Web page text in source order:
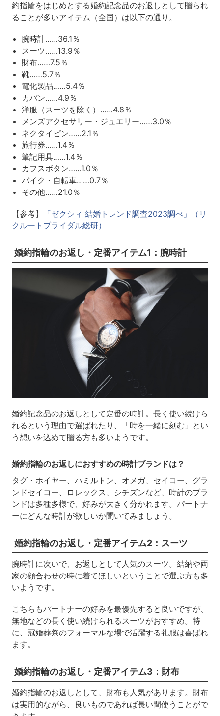
約指輪をはじめとする婚約記念品のお返しとして贈られ
ることが多いアイテム（全国）は以下の通り。
腕時計……36.1％
スーツ……13.9％
財布……7.5％
靴……5.7％
電化製品……5.4％
カバン……4.9％
洋服（スーツを除く）……4.8％
メンズアクセサリー・ジュエリー……3.0％
ネクタイピン……2.1％
旅行券……1.4％
筆記用具……1.4％
カフスボタン……1.0％
バイク・自転車……0.7％
その他……21.0％
【参考】
「ゼクシィ 結婚トレンド調査2023調べ」（リ
クルートブライダル総研）
婚約指輪のお返し・定番アイテム1：腕時計
婚約記念品のお返しとして定番の時計。長く使い続けら
れるという理由で選ばれたり、「時を一緒に刻む」とい
う想いを込めて贈る方も多いようです。
婚約指輪のお返しにおすすめの時計ブランドは？
タグ・ホイヤー、ハミルトン、オメガ、セイコー、グラ
ンドセイコー、ロレックス、シチズンなど、時計のブラ
ンドは多種多様で、好みが大きく分かれます。パートナ
ーにどんな時計が欲しいか聞いてみましょう。
婚約指輪のお返し・定番アイテム2：スーツ
腕時計に次いで、お返しとして人気のスーツ。結納や両
家の顔合わせの時に着てほしいということで選ぶ方も多
いようです。
こちらもパートナーの好みを最優先すると良いですが、
無地などの長く使い続けられるスーツがおすすめ。特
に、冠婚葬祭のフォーマルな場で活躍する礼服は喜ばれ
ます。
婚約指輪のお返し・定番アイテム3：財布
婚約指輪のお返しとして、財布も人気があります。財布
は実用的ながら、良いものであれば長い間使うことがで